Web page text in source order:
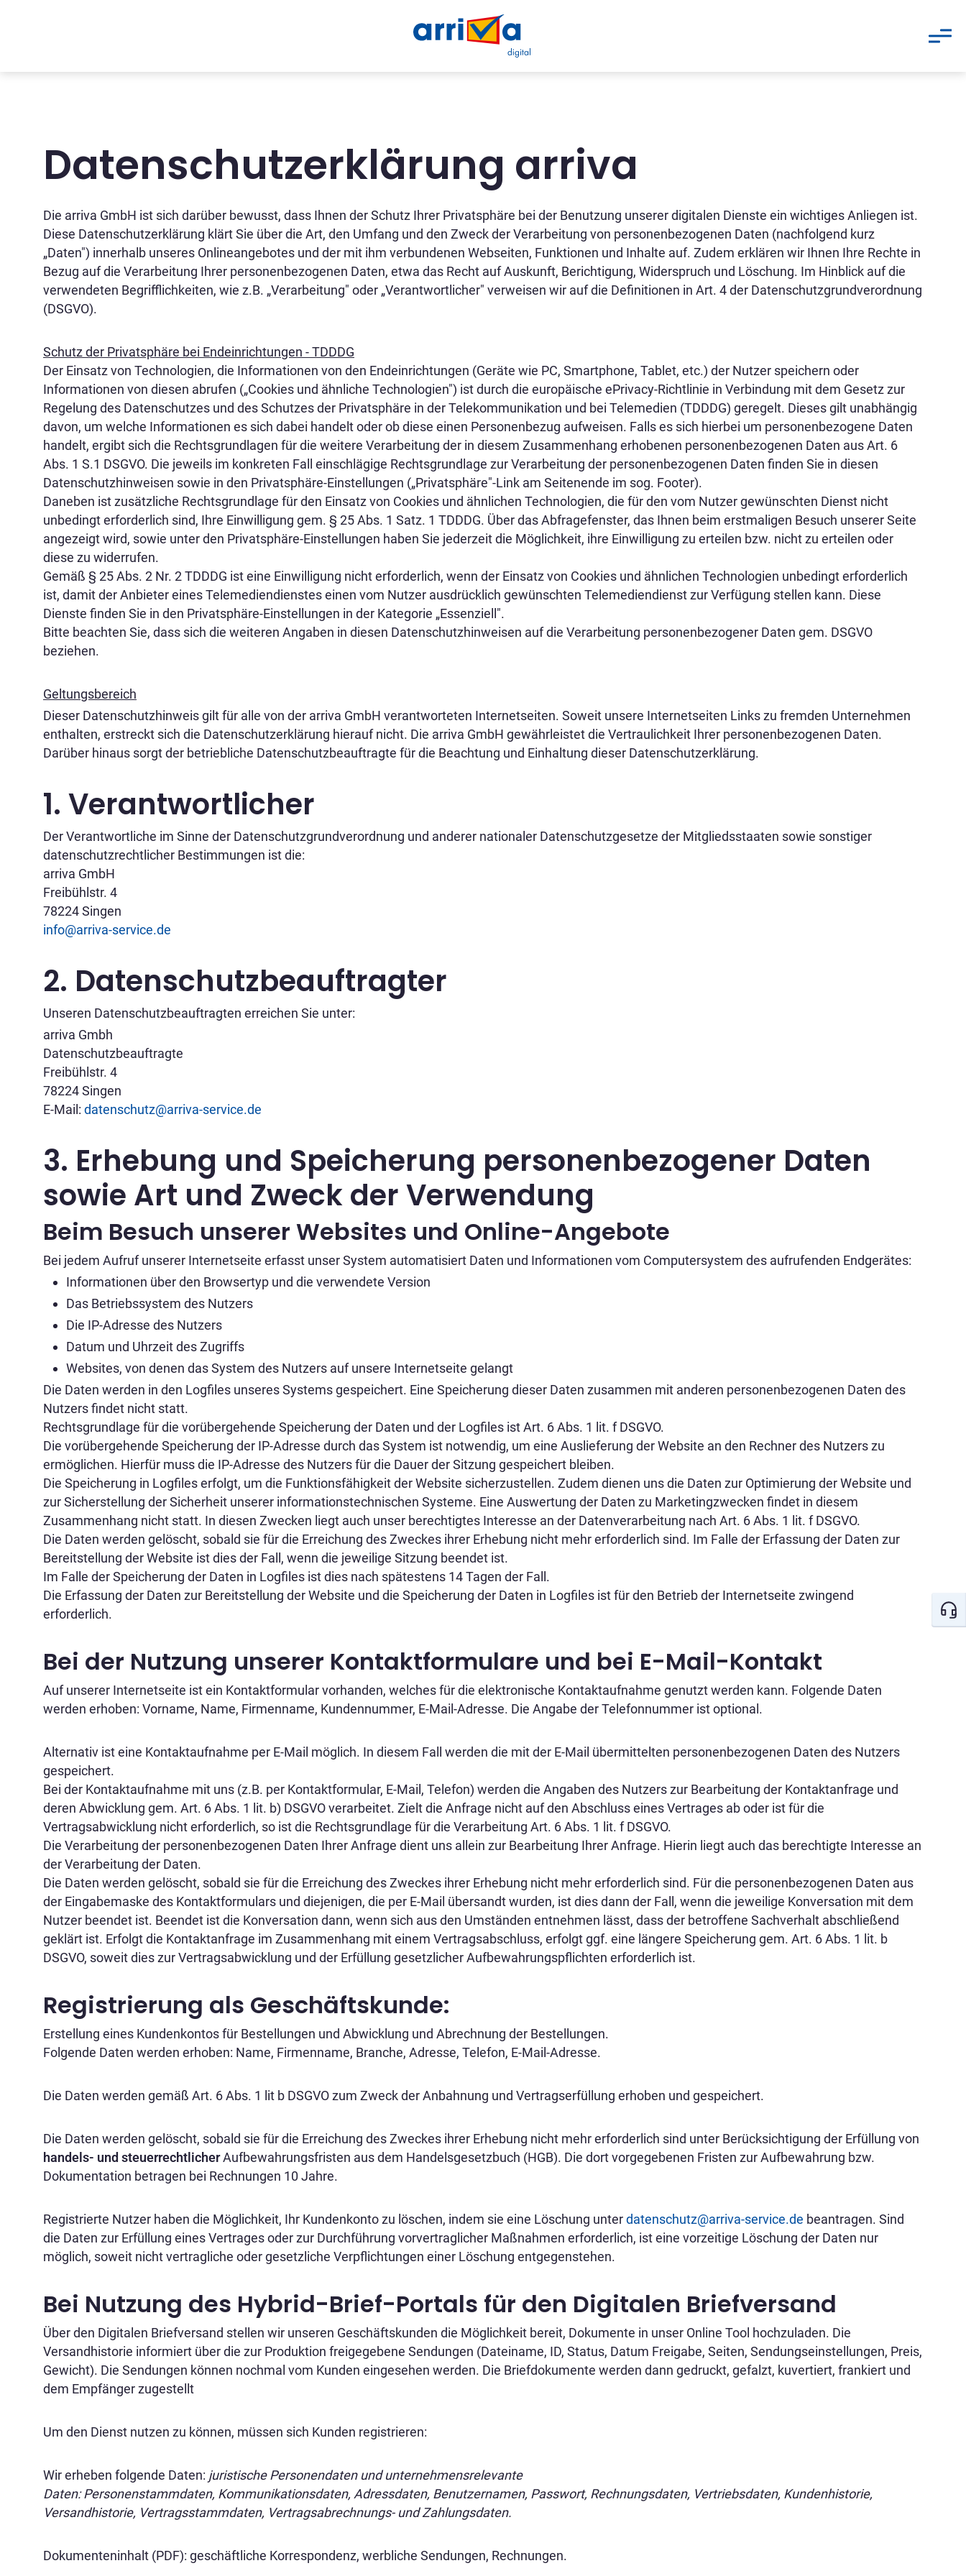
Datenschutzerklärung arriva
Die arriva GmbH ist sich darüber bewusst, dass Ihnen der Schutz Ihrer Privatsphäre bei der Benutzung unserer digitalen Dienste ein wichtiges Anliegen ist.
Diese Datenschutzerklärung klärt Sie über die Art, den Umfang und den Zweck der Verarbeitung von personenbezogenen Daten (nachfolgend kurz
„Daten") innerhalb unseres Onlineangebotes und der mit ihm verbundenen Webseiten, Funktionen und Inhalte auf. Zudem erklären wir Ihnen Ihre Rechte in
Bezug auf die Verarbeitung Ihrer personenbezogenen Daten, etwa das Recht auf Auskunft, Berichtigung, Widerspruch und Löschung. Im Hinblick auf die
verwendeten Begrifflichkeiten, wie z.B. „Verarbeitung" oder „Verantwortlicher" verweisen wir auf die Definitionen in Art. 4 der Datenschutzgrundverordnung
(DSGVO).
Schutz der Privatsphäre bei Endeinrichtungen - TDDDG
Der Einsatz von Technologien, die Informationen von den Endeinrichtungen (Geräte wie PC, Smartphone, Tablet, etc.) der Nutzer speichern oder
Informationen von diesen abrufen („Cookies und ähnliche Technologien") ist durch die europäische ePrivacy-Richtlinie in Verbindung mit dem Gesetz zur
Regelung des Datenschutzes und des Schutzes der Privatsphäre in der Telekommunikation und bei Telemedien (TDDDG) geregelt. Dieses gilt unabhängig
davon, um welche Informationen es sich dabei handelt oder ob diese einen Personenbezug aufweisen. Falls es sich hierbei um personenbezogene Daten
handelt, ergibt sich die Rechtsgrundlagen für die weitere Verarbeitung der in diesem Zusammenhang erhobenen personenbezogenen Daten aus Art. 6
Abs. 1 S.1 DSGVO. Die jeweils im konkreten Fall einschlägige Rechtsgrundlage zur Verarbeitung der personenbezogenen Daten finden Sie in diesen
Datenschutzhinweisen sowie in den Privatsphäre-Einstellungen („Privatsphäre"-Link am Seitenende im sog. Footer).
Daneben ist zusätzliche Rechtsgrundlage für den Einsatz von Cookies und ähnlichen Technologien, die für den vom Nutzer gewünschten Dienst nicht
unbedingt erforderlich sind, Ihre Einwilligung gem. § 25 Abs. 1 Satz. 1 TDDDG. Über das Abfragefenster, das Ihnen beim erstmaligen Besuch unserer Seite
angezeigt wird, sowie unter den Privatsphäre-Einstellungen haben Sie jederzeit die Möglichkeit, ihre Einwilligung zu erteilen bzw. nicht zu erteilen oder
diese zu widerrufen.
Gemäß § 25 Abs. 2 Nr. 2 TDDDG ist eine Einwilligung nicht erforderlich, wenn der Einsatz von Cookies und ähnlichen Technologien unbedingt erforderlich
ist, damit der Anbieter eines Telemediendienstes einen vom Nutzer ausdrücklich gewünschten Telemediendienst zur Verfügung stellen kann. Diese
Dienste finden Sie in den Privatsphäre-Einstellungen in der Kategorie „Essenziell".
Bitte beachten Sie, dass sich die weiteren Angaben in diesen Datenschutzhinweisen auf die Verarbeitung personenbezogener Daten gem. DSGVO
beziehen.
Geltungsbereich
Dieser Datenschutzhinweis gilt für alle von der arriva GmbH verantworteten Internetseiten. Soweit unsere Internetseiten Links zu fremden Unternehmen
enthalten, erstreckt sich die Datenschutzerklärung hierauf nicht. Die arriva GmbH gewährleistet die Vertraulichkeit Ihrer personenbezogenen Daten.
Darüber hinaus sorgt der betriebliche Datenschutzbeauftragte für die Beachtung und Einhaltung dieser Datenschutzerklärung.
1. Verantwortlicher
Der Verantwortliche im Sinne der Datenschutzgrundverordnung und anderer nationaler Datenschutzgesetze der Mitgliedsstaaten sowie sonstiger
datenschutzrechtlicher Bestimmungen ist die:
arriva GmbH
Freibühlstr. 4
78224 Singen
info@arriva-service.de
2. Datenschutzbeauftragter
Unseren Datenschutzbeauftragten erreichen Sie unter:
arriva Gmbh
Datenschutzbeauftragte
Freibühlstr. 4
78224 Singen
E-Mail: datenschutz@arriva-service.de
3. Erhebung und Speicherung personenbezogener Daten
sowie Art und Zweck der Verwendung
Beim Besuch unserer Websites und Online-Angebote
Bei jedem Aufruf unserer Internetseite erfasst unser System automatisiert Daten und Informationen vom Computersystem des aufrufenden Endgerätes:
Informationen über den Browsertyp und die verwendete Version
Das Betriebssystem des Nutzers
Die IP-Adresse des Nutzers
Datum und Uhrzeit des Zugriffs
Websites, von denen das System des Nutzers auf unsere Internetseite gelangt
Die Daten werden in den Logfiles unseres Systems gespeichert. Eine Speicherung dieser Daten zusammen mit anderen personenbezogenen Daten des
Nutzers findet nicht statt.
Rechtsgrundlage für die vorübergehende Speicherung der Daten und der Logfiles ist Art. 6 Abs. 1 lit. f DSGVO.
Die vorübergehende Speicherung der IP-Adresse durch das System ist notwendig, um eine Auslieferung der Website an den Rechner des Nutzers zu
ermöglichen. Hierfür muss die IP-Adresse des Nutzers für die Dauer der Sitzung gespeichert bleiben.
Die Speicherung in Logfiles erfolgt, um die Funktionsfähigkeit der Website sicherzustellen. Zudem dienen uns die Daten zur Optimierung der Website und
zur Sicherstellung der Sicherheit unserer informationstechnischen Systeme. Eine Auswertung der Daten zu Marketingzwecken findet in diesem
Zusammenhang nicht statt. In diesen Zwecken liegt auch unser berechtigtes Interesse an der Datenverarbeitung nach Art. 6 Abs. 1 lit. f DSGVO.
Die Daten werden gelöscht, sobald sie für die Erreichung des Zweckes ihrer Erhebung nicht mehr erforderlich sind. Im Falle der Erfassung der Daten zur
Bereitstellung der Website ist dies der Fall, wenn die jeweilige Sitzung beendet ist.
Im Falle der Speicherung der Daten in Logfiles ist dies nach spätestens 14 Tagen der Fall.
Die Erfassung der Daten zur Bereitstellung der Website und die Speicherung der Daten in Logfiles ist für den Betrieb der Internetseite zwingend
erforderlich.
Bei der Nutzung unserer Kontaktformulare und bei E-Mail-Kontakt
Auf unserer Internetseite ist ein Kontaktformular vorhanden, welches für die elektronische Kontaktaufnahme genutzt werden kann. Folgende Daten
werden erhoben: Vorname, Name, Firmenname, Kundennummer, E-Mail-Adresse. Die Angabe der Telefonnummer ist optional.
Alternativ ist eine Kontaktaufnahme per E-Mail möglich. In diesem Fall werden die mit der E-Mail übermittelten personenbezogenen Daten des Nutzers
gespeichert.
Bei der Kontaktaufnahme mit uns (z.B. per Kontaktformular, E-Mail, Telefon) werden die Angaben des Nutzers zur Bearbeitung der Kontaktanfrage und
deren Abwicklung gem. Art. 6 Abs. 1 lit. b) DSGVO verarbeitet. Zielt die Anfrage nicht auf den Abschluss eines Vertrages ab oder ist für die
Vertragsabwicklung nicht erforderlich, so ist die Rechtsgrundlage für die Verarbeitung Art. 6 Abs. 1 lit. f DSGVO.
Die Verarbeitung der personenbezogenen Daten Ihrer Anfrage dient uns allein zur Bearbeitung Ihrer Anfrage. Hierin liegt auch das berechtigte Interesse an
der Verarbeitung der Daten.
Die Daten werden gelöscht, sobald sie für die Erreichung des Zweckes ihrer Erhebung nicht mehr erforderlich sind. Für die personenbezogenen Daten aus
der Eingabemaske des Kontaktformulars und diejenigen, die per E-Mail übersandt wurden, ist dies dann der Fall, wenn die jeweilige Konversation mit dem
Nutzer beendet ist. Beendet ist die Konversation dann, wenn sich aus den Umständen entnehmen lässt, dass der betroffene Sachverhalt abschließend
geklärt ist. Erfolgt die Kontaktanfrage im Zusammenhang mit einem Vertragsabschluss, erfolgt ggf. eine längere Speicherung gem. Art. 6 Abs. 1 lit. b
DSGVO, soweit dies zur Vertragsabwicklung und der Erfüllung gesetzlicher Aufbewahrungspflichten erforderlich ist.
Registrierung als Geschäftskunde:
Erstellung eines Kundenkontos für Bestellungen und Abwicklung und Abrechnung der Bestellungen.
Folgende Daten werden erhoben: Name, Firmenname, Branche, Adresse, Telefon, E-Mail-Adresse.
Die Daten werden gemäß Art. 6 Abs. 1 lit b DSGVO zum Zweck der Anbahnung und Vertragserfüllung erhoben und gespeichert.
Die Daten werden gelöscht, sobald sie für die Erreichung des Zweckes ihrer Erhebung nicht mehr erforderlich sind unter Berücksichtigung der Erfüllung von
handels- und steuerrechtlicherAufbewahrungsfristen aus dem Handelsgesetzbuch (HGB). Die dort vorgegebenen Fristen zur Aufbewahrung bzw.
Dokumentation betragen bei Rechnungen 10 Jahre.
Registrierte Nutzer haben die Möglichkeit, Ihr Kundenkonto zu löschen, indem sie eine Löschung unterdatenschutz@arriva-service.de beantragen. Sind
die Daten zur Erfüllung eines Vertrages oder zur Durchführung vorvertraglicher Maßnahmen erforderlich, ist eine vorzeitige Löschung der Daten nur
möglich, soweit nicht vertragliche oder gesetzliche Verpflichtungen einer Löschung entgegenstehen.
Bei Nutzung des Hybrid-Brief-Portals für den Digitalen Briefversand
Über den Digitalen Briefversand stellen wir unseren Geschäftskunden die Möglichkeit bereit, Dokumente in unser Online Tool hochzuladen. Die
Versandhistorie informiert über die zur Produktion freigegebene Sendungen (Dateiname, ID, Status, Datum Freigabe, Seiten, Sendungseinstellungen, Preis,
Gewicht). Die Sendungen können nochmal vom Kunden eingesehen werden. Die Briefdokumente werden dann gedruckt, gefalzt, kuvertiert, frankiert und
dem Empfänger zugestellt
Um den Dienst nutzen zu können, müssen sich Kunden registrieren:
Wir erheben folgende Daten: juristische Personendaten und unternehmensrelevante
Daten: Personenstammdaten, Kommunikationsdaten, Adressdaten, Benutzernamen, Passwort, Rechnungsdaten, Vertriebsdaten, Kundenhistorie,
Versandhistorie, Vertragsstammdaten, Vertragsabrechnungs- und Zahlungsdaten.
Dokumenteninhalt (PDF): geschäftliche Korrespondenz, werbliche Sendungen, Rechnungen.